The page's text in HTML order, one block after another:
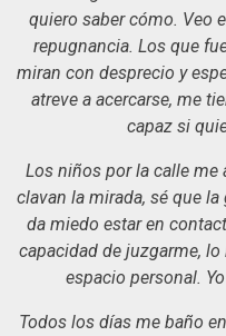
quiero saber cómo. Veo
repugnancia. Los que
miran con desprecio y
atreve a acercarse, me
capaz si
Los niños por la calle
clavan la mirada, sé que
da miedo estar en
capacidad de juzgarme,
espacio personal.
Todos los días me baño